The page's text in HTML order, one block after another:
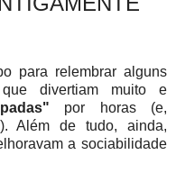
para relembrar alguns
divertiam muito e
por horas (e,
Além de tudo, ainda,
a sociabilidade